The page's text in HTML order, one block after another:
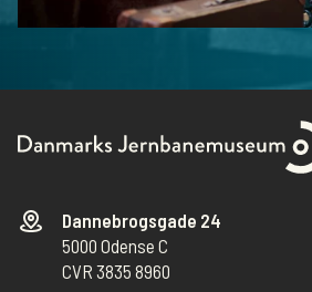
Dannebrogsgade 24
5000 Odense C
CVR 3835 8960